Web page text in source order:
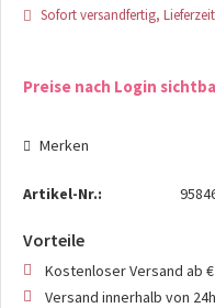
Sofort versandfertig,
Preise nach Login
Merken
Artikel-Nr.:
Vorteile
Kostenloser Versand ab
Versand innerhalb von